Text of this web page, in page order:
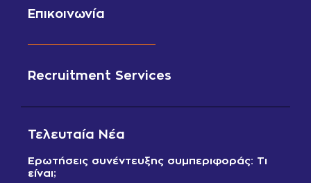
Επικοινωνία
Recruitment Services
Τελευταία Νέα
Ερωτήσεις συνέντευξης συμπεριφοράς: Τι
είναι;